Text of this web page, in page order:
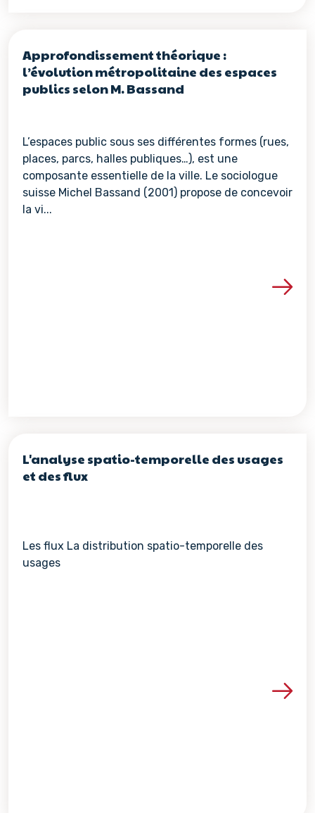
Approfondissement théorique :
l’évolution métropolitaine des espaces
publics selon M. Bassand
L’espaces public sous ses différentes formes (rues,
places, parcs, halles publiques…), est une
composante essentielle de la ville. Le sociologue
suisse Michel Bassand (2001) propose de concevoir
la vi...
Voir les détails de la
L'analyse spatio-temporelle des usages
et des flux
Les flux La distribution spatio-temporelle des
usages
Voir les détails de la